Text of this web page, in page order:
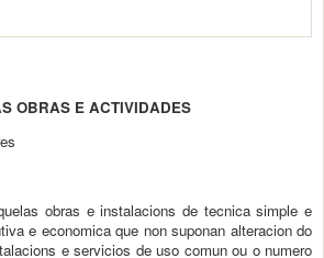
OBRAS E ACTIVIDADES
obras e instalacions de tecnica simple e
e economica que non suponan alteracion do
e servicios de uso comun ou o numero